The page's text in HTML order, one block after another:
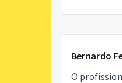
Bernardo
O